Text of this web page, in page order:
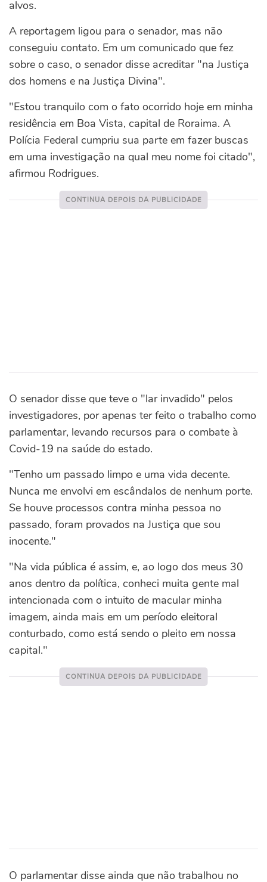
alvos.
A reportagem ligou para o senador, mas não
conseguiu contato. Em um comunicado que fez
sobre o caso, o senador disse acreditar "na Justiça
dos homens e na Justiça Divina".
"Estou tranquilo com o fato ocorrido hoje em minha
residência em Boa Vista, capital de Roraima. A
Polícia Federal cumpriu sua parte em fazer buscas
em uma investigação na qual meu nome foi citado",
afirmou Rodrigues.
O senador disse que teve o "lar invadido" pelos
investigadores, por apenas ter feito o trabalho como
parlamentar, levando recursos para o combate à
Covid-19 na saúde do estado.
"Tenho um passado limpo e uma vida decente.
Nunca me envolvi em escândalos de nenhum porte.
Se houve processos contra minha pessoa no
passado, foram provados na Justiça que sou
inocente."
"Na vida pública é assim, e, ao logo dos meus 30
anos dentro da política, conheci muita gente mal
intencionada com o intuito de macular minha
imagem, ainda mais em um período eleitoral
conturbado, como está sendo o pleito em nossa
capital."
O parlamentar disse ainda que não trabalhou no